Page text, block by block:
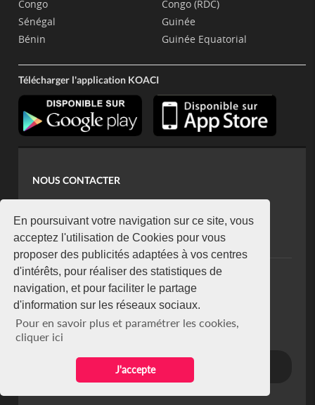
En poursuivant votre navigation sur ce site, vous
acceptez l'utilisation de Cookies pour vous
proposer des publicités adaptées à vos centres
d'intérêts, pour réaliser des statistiques de
navigation, et pour faciliter le partage
d'information sur les réseaux sociaux.
Pour en savoir plus et paramétrer les cookies,
cliquer ici
J'accepte
Congo
Sénégal
Bénin
Congo (RDC)
Guinée
Guinée Equatorial
Télécharger l'application KOACI
NOUS CONTACTER
koaci@yahoo.fr
+225 07 08 85 52 93
NEWSLETTER
Restez connecté via notre newsletter
S'abonner
Se désabonner